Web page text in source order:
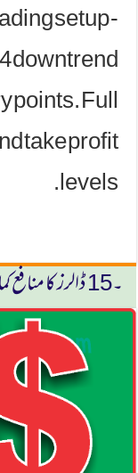
setup -
downtrend
points. Full
take profit
levels.
۔15 ڈالرز كا منافع كمائیں ہر ٹریڈ پر